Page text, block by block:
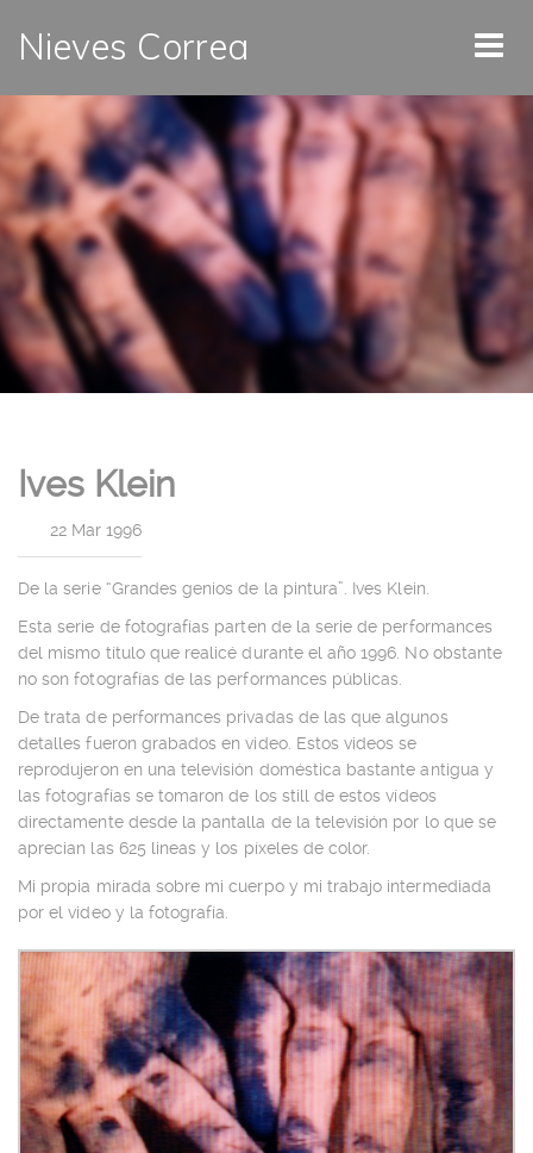
Nieves Correa
Ives Klein
22 Mar 1996
De la serie “Grandes genios de la pintura”. Ives Klein.
Esta serie de fotografías parten de la serie de performances
del mismo título que realicé durante el año 1996. No obstante
no son fotografías de las performances públicas.
De trata de performances privadas de las que algunos
detalles fueron grabados en video. Estos videos se
reprodujeron en una televisión doméstica bastante antigua y
las fotografías se tomaron de los still de estos vídeos
directamente desde la pantalla de la televisión por lo que se
aprecian las 625 lineas y los píxeles de color.
Mi propia mirada sobre mi cuerpo y mi trabajo intermediada
por el video y la fotografía.